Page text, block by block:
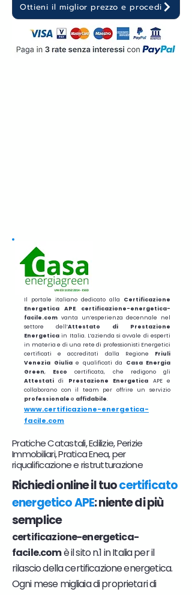
Ottieni il miglior prezzo e procedi
Il portale italiano dedicato alla Certificazione
Energetica APE. certificazione-energetica-
facile.com vanta un’esperienza decennale nel
settore dell’Attestato di Prestazione
Energetica in Italia. L’azienda si avvale di esperti
in materia e di una rete di professionisti Energetici
certificati e accreditati dalla Regione Friuli
Venezia Giuliae qualificati da
Casa Energia
Green, Escocertificata, che redigono gli
Attestatidi Prestazione Energetica APE e
collaborano con il team per offrire un servizio
professionale e affidabile.
www.certificazione-energetica-
facile.com
Pratiche Catastali, Edilizie, Perizie
Immobiliari, Pratica Enea, per
riqualificazione e ristrutturazione
Richiedi online il tuocertificato
energetico APE: niente di più
semplice
certificazione-energetica-
facile.comè il sito n.1 in Italia per il
rilascio della certificazione energetica.
Ogni mese migliaia di proprietari di